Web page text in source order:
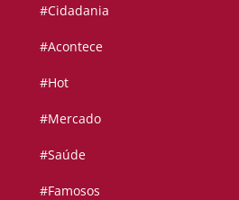
#Cidadania
#Acontece
#Hot
#Mercado
#Saúde
#Famosos